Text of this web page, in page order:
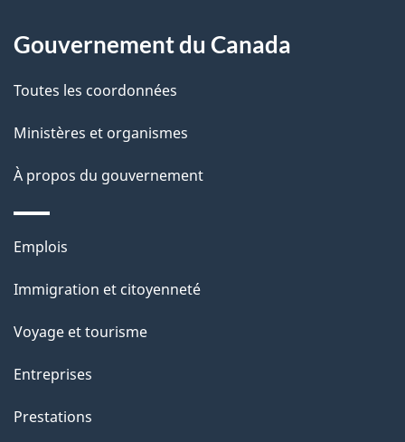
l
p
a
g
e
Gouvernement du Canada
Toutes les coordonnées
Ministères et organismes
À propos du gouvernement
Thèmes
sujets
Emplois
Immigration et citoyenneté
Voyage et tourisme
Entreprises
Prestations